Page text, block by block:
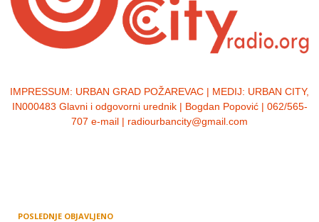
IMPRESSUM: URBAN GRAD POŽAREVAC | MEDIJ: URBAN CITY,
IN000483 Glavni i odgovorni urednik | Bogdan Popović | 062/565-
707 e-mail | radiourbancity@gmail.com
POSLEDNJE OBJAVLJENO